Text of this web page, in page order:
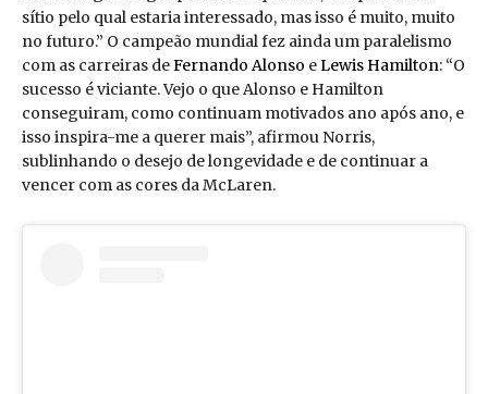
sítio pelo qual estaria interessado, mas isso é muito, muito
no futuro.” O campeão mundial fez ainda um paralelismo
com as carreiras deFernando Alonso eLewis Hamilton: “O
sucesso é viciante. Vejo o que Alonso e Hamilton
conseguiram, como continuam motivados ano após ano, e
isso inspira-me a querer mais”, afirmou Norris,
sublinhando o desejo de longevidade e de continuar a
vencer com as cores da McLaren.